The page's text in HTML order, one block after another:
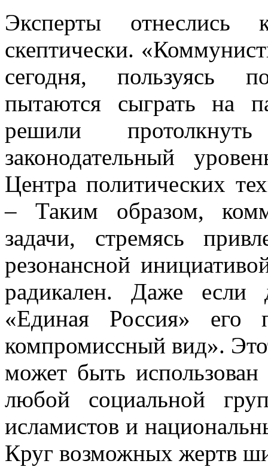
Эксперты
скептически.
сегодня, пользуясь
пытаются сыграть на
решили
законодательный
Центра политических
– Таким образом,
задачи, стремясь
резонансной
радикален. Даже если
«Единая Россия» его
компромиссный вид».
может быть использован
любой социальной
исламистов и
Круг возможных жертв